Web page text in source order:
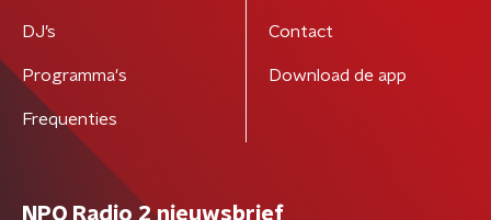
DJ’s
Programma's
Frequenties
Contact
Download de app
NPO Radio 2 nieuwsbrief